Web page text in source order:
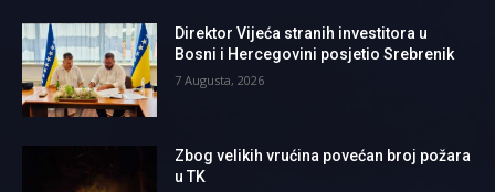
Direktor Vijeća stranih investitora u
Bosni i Hercegovini posjetio Srebrenik
7 Augusta, 2026
Zbog velikih vrućina povećan broj požara
u TK